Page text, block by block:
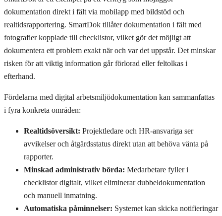
dokumentation direkt i fält via mobilapp med bildstöd och
realtidsrapportering. SmartDok tillåter dokumentation i fält med
fotografier kopplade till checklistor, vilket gör det möjligt att
dokumentera ett problem exakt när och var det uppstår. Det minskar
risken för att viktig information går förlorad eller feltolkas i
efterhand.
Fördelarna med digital arbetsmiljödokumentation kan sammanfattas
i fyra konkreta områden:
Realtidsöversikt: Projektledare och HR-ansvariga ser
avvikelser och åtgärdsstatus direkt utan att behöva vänta på
rapporter.
Minskad administrativ börda: Medarbetare fyller i
checklistor digitalt, vilket eliminerar dubbeldokumentation
och manuell inmatning.
Automatiska påminnelser: Systemet kan skicka notifieringar